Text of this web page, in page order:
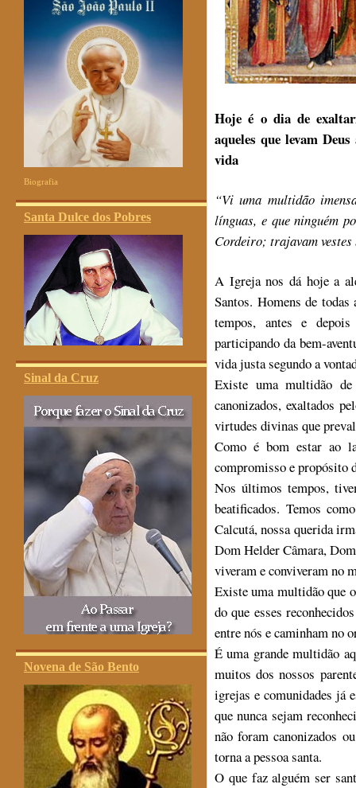
Biografia
Santa Dulce dos Pobres
Sinal da Cruz
Novena de São Bento
Hoje é o dia de
aqueles que levam
vida
“Vi uma multidão
línguas, e que ninguém
Cordeiro; trajavam
A Igreja nos dá hoje a
Santos. Homens de
tempos, antes e
participando da bem-
vida justa segundo a
Existe uma multidão
canonizados, exaltados
virtudes divinas que
Como é bom estar ao
compromisso e propósito
Nos últimos tempos,
beatificados. Temos
Calcutá, nossa querida
Dom Helder Câmara,
viveram e conviveram no
Existe uma multidão que
do que esses
entre nós e caminham no
É uma grande multidão
muitos dos nossos
igrejas e comunidades já
que nunca sejam
não foram canonizados
torna a pessoa santa.
O que faz alguém ser